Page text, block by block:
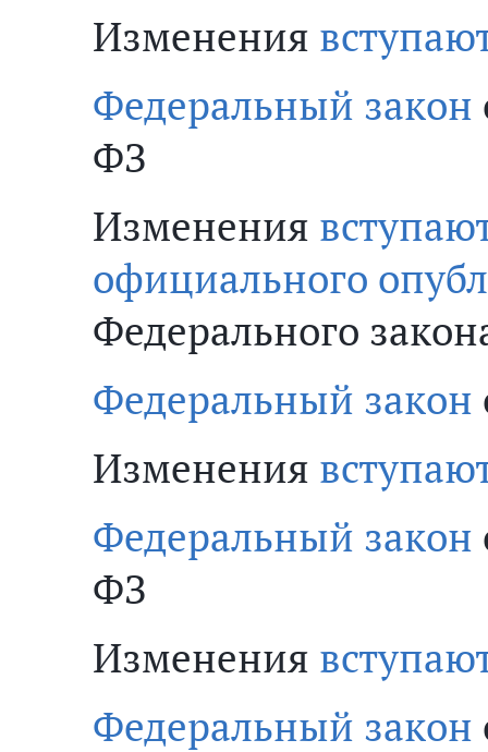
Изменения
Федеральный закон
ФЗ
Изменения
официального
Федерального
Федеральный закон
Изменения
Федеральный закон
ФЗ
Изменения
Федеральный закон